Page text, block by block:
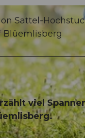
Wanderwege
Sattel-
Blüemlisberg
viel